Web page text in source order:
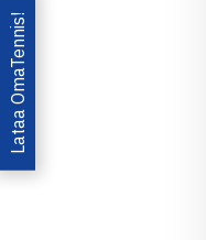
Lataa OmaTennis!